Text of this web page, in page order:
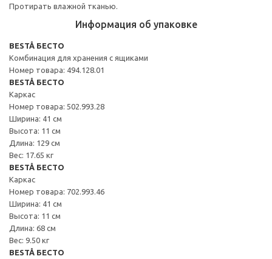
Протирать влажной тканью.
Информация об упаковке
BESTÅ БЕСТО
Комбинация для хранения с ящиками
Номер товара: 494.128.01
BESTÅ БЕСТО
Каркас
Номер товара: 502.993.28
Ширина: 41 см
Высота: 11 см
Длина: 129 см
Вес: 17.65 кг
BESTÅ БЕСТО
Каркас
Номер товара: 702.993.46
Ширина: 41 см
Высота: 11 см
Длина: 68 см
Вес: 9.50 кг
BESTÅ БЕСТО